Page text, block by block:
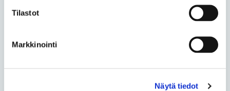
Tilastot
Markkinointi
Näytä tiedot
varattavissa